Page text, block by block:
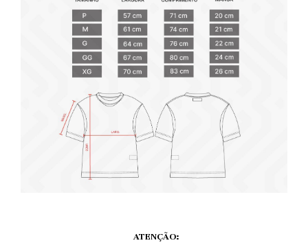
ATENÇÃO: